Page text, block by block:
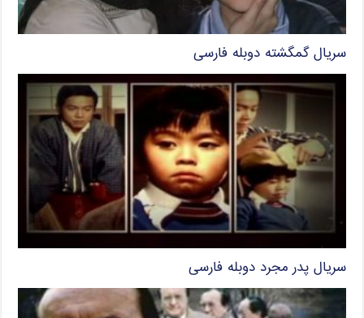
سریال گمگشته دوبله فارسی
سریال پدر مجرد دوبله فارسی